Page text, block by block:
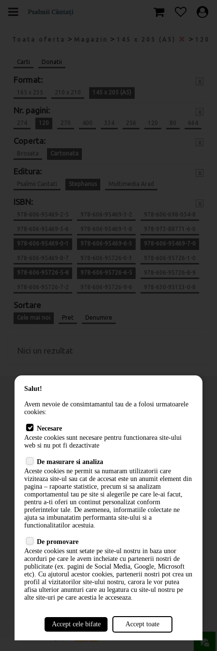
Toata oferta > Magazin > 145 x 205 (A5) > 120
Carti Donatii
Format:
165 x 235 210 x 210 145 x 205 (A5)
Nr. pagini:
274 120 270 400 334 256 120 80 664
Coperta:
Brosata Cartonata
Editura:
Psalmii Cantati Stephanus Multimedia Arad
ISBN:
978-606-95469-2-5 978-606-95469-3-2 978-606-698-054-8
978-606-95469-5-6 978-606-95469-1-8 978-973-88771-6-0
978-606-95469-0-1 978-606-95469-6-3 978-606-95469-7-0
978-606-95469-8-7 978-606-95726-0-3 978-606-95726-1-0
978-606-95726-5-8 978-606-95726-6-5 978-606-95726-8-9
978-606-95726-7-2 978-606-95726-9-6 978-630-95153-0-8
Sortare
Cele mai noi Pret Denumire
Nici un rezultat
Cum comand
Livrare
Contact
Politica de confidentialitate
ANPC
ABONARE LA NEWSLETTER
ABONARE
Salut!
Avem nevoie de consimtamantul tau de a folosi urmatoarele
cookies:
Necesare
Aceste cookies sunt necesare pentru functionarea site-ului
web si nu pot fi dezactivate
De masurare si analiza
Aceste cookies ne permit sa numaram utilizatorii care
viziteaza site-ul sau cat de accesat este un anumit element din
pagina – rapoarte statistice, precum si sa analizam
comportamentul tau pe site si alegerile pe care le-ai facut,
pentru a-ti oferi un continut personalizat conform
preferintelor tale. De asemenea, informatiile colectate ne
ajuta sa imbunatatim performanta site-ului si a
functionalitatilor acestuia.
De promovare
Aceste cookies sunt setate pe site-ul nostru in baza unor
acorduri pe care le avem incheiate cu partenerii nostri de
publicitate (ex. pagini de Social Media, Google, Microsoft
etc). Cu ajutorul acestor cookies, partenerii nostri pot crea un
profil al vizitatorilor site-ului nostru, carora le vor putea
afisa ulterior anunturi care au legatura cu site-ul nostru pe
alte site-uri pe care acestia le acceseaza.
Accept cele bifate Accept toate